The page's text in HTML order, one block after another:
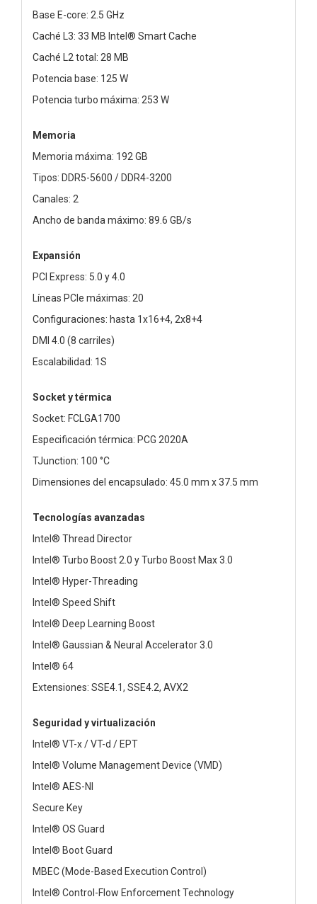
Base E-core: 2.5 GHz
Caché L3: 33 MB Intel® Smart Cache
Caché L2 total: 28 MB
Potencia base: 125 W
Potencia turbo máxima: 253 W
Memoria
Memoria máxima: 192 GB
Tipos: DDR5-5600 / DDR4-3200
Canales: 2
Ancho de banda máximo: 89.6 GB/s
Expansión
PCI Express: 5.0 y 4.0
Líneas PCIe máximas: 20
Configuraciones: hasta 1x16+4, 2x8+4
DMI 4.0 (8 carriles)
Escalabilidad: 1S
Socket y térmica
Socket: FCLGA1700
Especificación térmica: PCG 2020A
TJunction: 100 °C
Dimensiones del encapsulado: 45.0 mm x 37.5 mm
Tecnologías avanzadas
Intel® Thread Director
Intel® Turbo Boost 2.0 y Turbo Boost Max 3.0
Intel® Hyper-Threading
Intel® Speed Shift
Intel® Deep Learning Boost
Intel® Gaussian & Neural Accelerator 3.0
Intel® 64
Extensiones: SSE4.1, SSE4.2, AVX2
Seguridad y virtualización
Intel® VT-x / VT-d / EPT
Intel® Volume Management Device (VMD)
Intel® AES-NI
Secure Key
Intel® OS Guard
Intel® Boot Guard
MBEC (Mode-Based Execution Control)
Intel® Control-Flow Enforcement Technology